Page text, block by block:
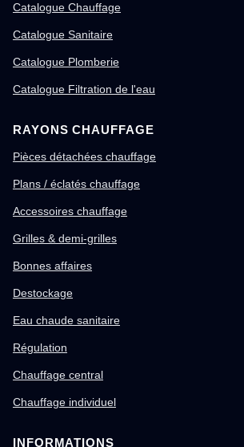
Catalogue Chauffage
Catalogue Sanitaire
Catalogue Plomberie
Catalogue Filtration de l'eau
RAYONS CHAUFFAGE
Pièces détachées chauffage
Plans / éclatés chauffage
Accessoires chauffage
Grilles & demi-grilles
Bonnes affaires
Destockage
Eau chaude sanitaire
Régulation
Chauffage central
Chauffage individuel
INFORMATIONS